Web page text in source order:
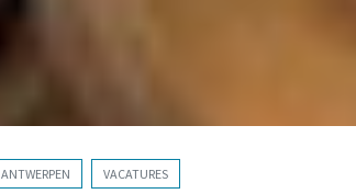
ANTWERPEN VACATURES